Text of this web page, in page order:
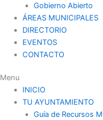
Gobierno Abierto
ÁREAS MUNICIPALES
DIRECTORIO
EVENTOS
CONTACTO
Menu
INICIO
TU AYUNTAMIENTO
Guía de Recursos